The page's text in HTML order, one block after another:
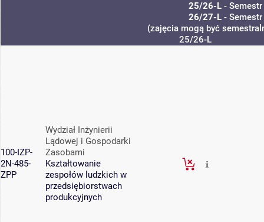
25/26-L-
26/27-L-
(zajęcia mogą być
25/26-L
100-IZP-
2N-485-
ZPP
Wydział Inżynierii
Lądowej i Gospodarki
Zasobami
Kształtowanie
zespołów ludzkich w
przedsiębiorstwach
produkcyjnych